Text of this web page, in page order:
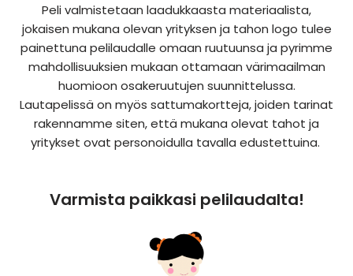
Peli valmistetaan laadukkaasta materiaalista,
jokaisen mukana olevan yrityksen ja tahon logo tulee
painettuna pelilaudalle omaan ruutuunsa ja pyrimme
mahdollisuuksien mukaan ottamaan värimaailman
huomioon osakeruutujen suunnittelussa.
Lautapelissä on myös sattumakortteja, joiden tarinat
rakennamme siten, että mukana olevat tahot ja
yritykset ovat personoidulla tavalla edustettuina.
Varmista paikkasi pelilaudalta!